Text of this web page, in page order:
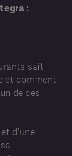
:
sait
et comment
de ces
d’une